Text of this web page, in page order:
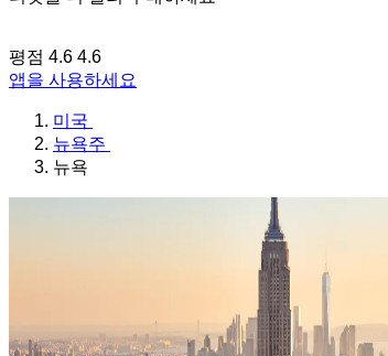
평점 4.6 4.6
앱을 사용하세요
미국
뉴욕주
뉴욕